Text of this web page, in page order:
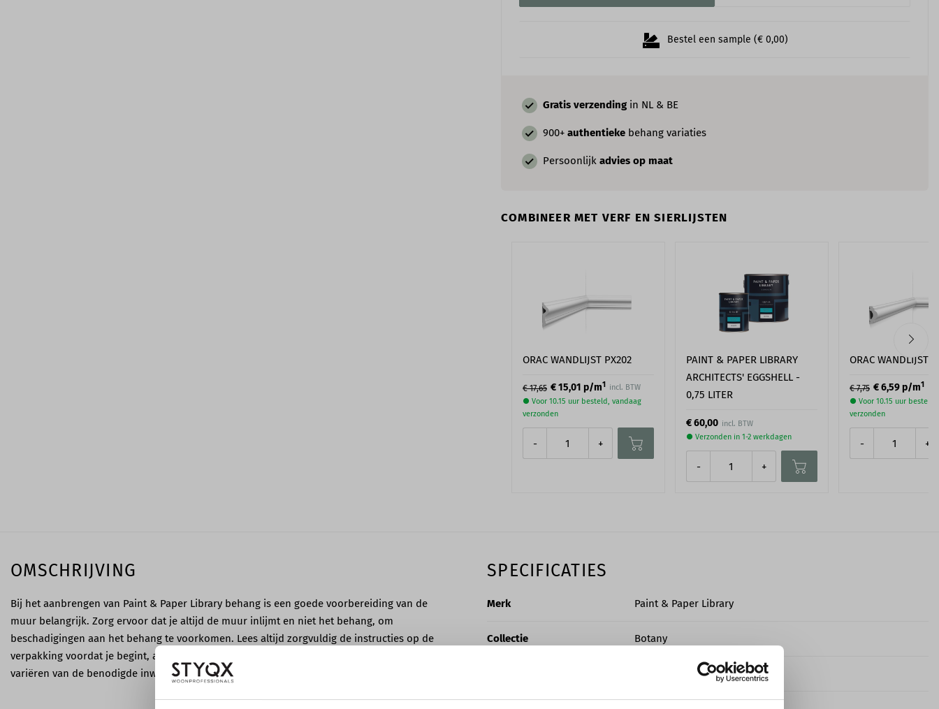
Gratis verzending in NL & BE
900+ authentieke behang variaties
Persoonlijk advies op maat
COMBINEER MET VERF EN SIERLIJSTEN
ORAC WANDLIJST PX202
€ 17,65 € 15,01 p/m1 incl. BTW
● Voor 10.15 uur besteld, vandaag
verzonden
- +
PAINT & PAPER LIBRARY
ARCHITECTS' EGGSHELL -
0,75 LITER
€ 60,00
● Verzonden in 1-2 werkdagen
- +
ORAC WANDLIJST
€ 7,75 € 6,59p/m1
● Voor 10.15 uur besteld,
verzonden
- +
Bestel een sample (€ 0,00)
OMSCHRIJVING
Bij het aanbrengen van Paint & Paper Library behang is een goede voorbereiding van de
muur belangrijk. Zorg ervoor dat je altijd de muur inlijmt en niet het behang, om
beschadigingen aan het behang te voorkomen. Lees altijd zorgvuldig de instructies op de
verpakking voordat je begint, aangezien elke behangsoort specifieke vereisten heeft. Dit kan
variëren van de benodigde inwerktijd tot de manier van aanbrengen.
SPECIFICATIES
Merk Paint & Paper Library
Collectie Botany
Niet-geweven behangpapier